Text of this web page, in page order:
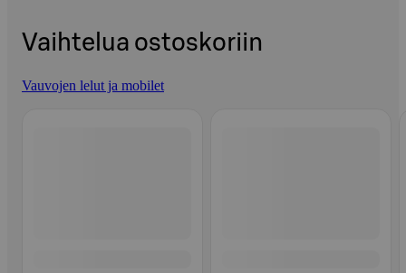
Vaihtelua ostoskoriin
Vauvojen lelut ja mobilet